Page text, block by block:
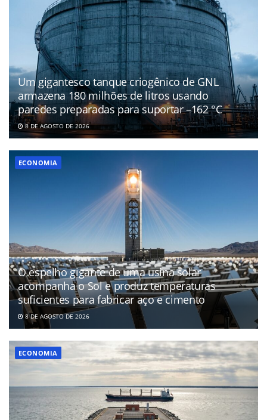
Um gigantesco tanque criogênico de GNL
armazena 180 milhões de litros usando
paredes preparadas para suportar –162 °C
8 DE AGOSTO DE 2026
ECONOMIA
O espelho gigante de uma usina solar
acompanha o Sol e produz temperaturas
suficientes para fabricar aço e cimento
8 DE AGOSTO DE 2026
ECONOMIA